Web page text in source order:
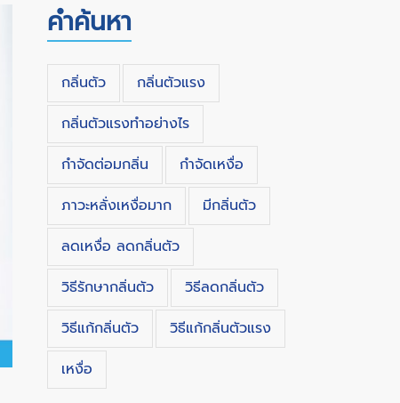
คำค้นหา
กลิ่นตัว
กลิ่นตัวแรง
กลิ่นตัวแรงทําอย่างไร
กำจัดต่อมกลิ่น
กำจัดเหงื่อ
ภาวะหลั่งเหงื่อมาก
มีกลิ่นตัว
ลดเหงื่อ ลดกลิ่นตัว
วิธีรักษากลิ่นตัว
วิธีลดกลิ่นตัว
วิธีแก้กลิ่นตัว
วิธีแก้กลิ่นตัวแรง
เหงื่อ